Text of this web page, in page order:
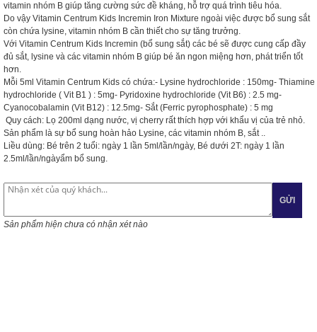
vitamin nhóm B giúp tăng cường sức đề kháng, hỗ trợ quá trình tiêu hóa.
Do vậy Vitamin Centrum Kids Incremin Iron Mixture ngoài việc được bổ sung sắt
còn chứa lysine, vitamin nhóm B cần thiết cho sự tăng trưởng.
Với Vitamin Centrum Kids Incremin (bổ sung sắt) các bé sẽ được cung cấp đầy
đủ sắt, lysine và các vitamin nhóm B giúp bé ăn ngon miệng hơn, phát triển tốt
hơn.
Mỗi 5ml Vitamin Centrum Kids có chứa:- Lysine hydrochloride : 150mg- Thiamine
hydrochloride ( Vit B1 ) : 5mg- Pyridoxine hydrochloride (Vit B6) : 2.5 mg-
Cyanocobalamin (Vit B12) : 12.5mg- Sắt (Ferric pyrophosphate) : 5 mg
Quy cách: Lọ 200ml dạng nước, vị cherry rất thích hợp với khẩu vị của trẻ nhỏ.
Sản phẩm là sự bổ sung hoàn hảo Lysine, các vitamin nhóm B, sắt ..
Liều dùng: Bé trên 2 tuổi: ngày 1 lần 5ml/lần/ngày, Bé dưới 2T: ngày 1 lần
2.5ml/lần/ngàyẩm bổ sung.
GỬI
Sản phẩm hiện chưa có nhận xét nào